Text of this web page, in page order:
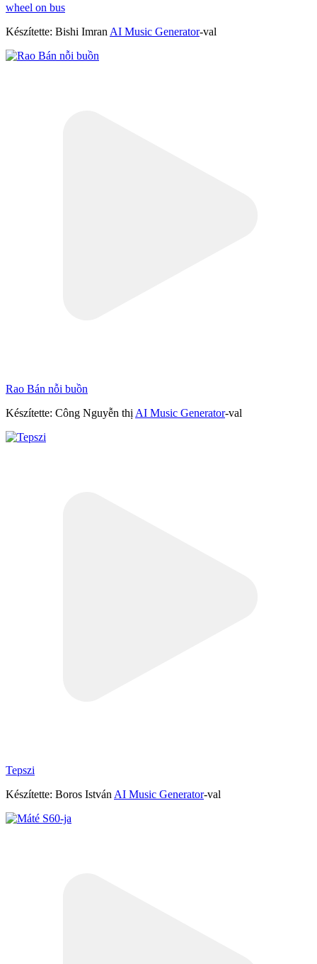
wheel on bus
Készítette: Bishi Imran AI Music Generator-val
Rao Bán nỗi buồn
Készítette: Công Nguyễn thị AI Music Generator-val
Tepszi
Készítette: Boros István AI Music Generator-val